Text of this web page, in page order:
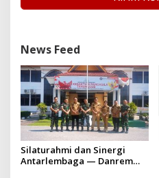
News Feed
Silaturahmi dan Sinergi
Antarlembaga — Danrem